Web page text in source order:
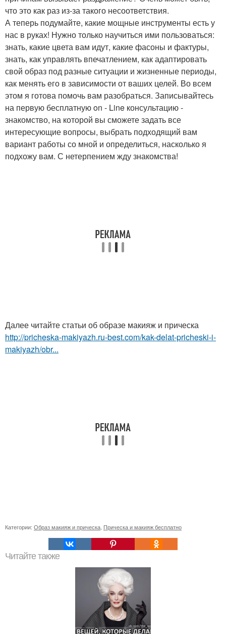
что это как раз из-за такого несоответствия.
А теперь подумайте, какие мощные инструменты есть у
нас в руках! Нужно только научиться ими пользоваться:
знать, какие цвета вам идут, какие фасоны и фактуры,
знать, как управлять впечатлением, как адаптировать
свой образ под разные ситуации и жизненные периоды,
как менять его в зависимости от ваших целей. Во всем
этом я готова помочь вам разобраться. Записывайтесь
на первую бесплатную on - Line консультацию -
знакомство, на которой вы сможете задать все
интересующие вопросы, выбрать подходящий вам
вариант работы со мной и определиться, насколько я
подхожу вам. С нетерпением жду знакомства!
Далее читайте статьи об образе макияж и прическа
http://pricheska-makiyazh.ru-best.com/kak-delat-pricheski-i-
makiyazh/obr...
Категории: Образ макияж и прическа Прическа и макияж бесплатно
Читайте также